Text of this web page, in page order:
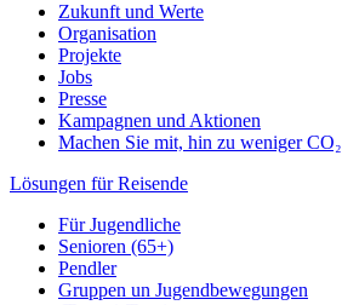
Zukunft und Werte
Organisation
Projekte
Jobs
Presse
Kampagnen und Aktionen
Machen Sie mit, hin zu weniger CO₂
Lösungen für Reisende
Für Jugendliche
Senioren (65+)
Pendler
Gruppen un Jugendbewegungen